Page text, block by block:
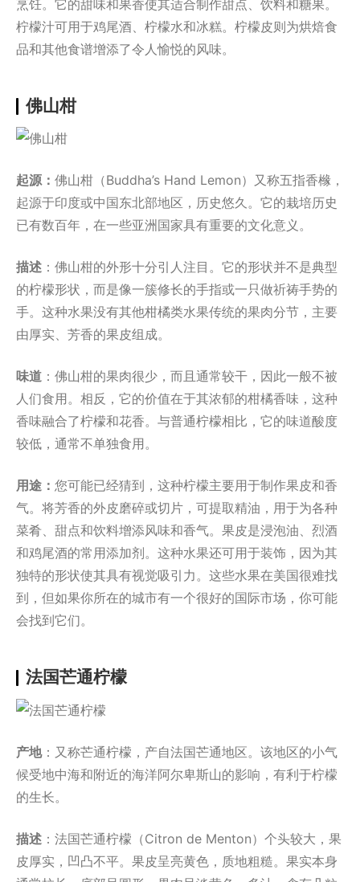
烹饪。它的甜味和果香使其适合制作甜点、饮料和糖果。
柠檬汁可用于鸡尾酒、柠檬水和冰糕。柠檬皮则为烘焙食
品和其他食谱增添了令人愉悦的风味。
佛山柑
起源： 佛山柑（Buddha’s Hand Lemon）又称五指香橼，
起源于印度或中国东北部地区，历史悠久。它的栽培历史
已有数百年，在一些亚洲国家具有重要的文化意义。
描述 ：佛山柑的外形十分引人注目。它的形状并不是典型
的柠檬形状，而是像一簇修长的手指或一只做祈祷手势的
手。这种水果没有其他柑橘类水果传统的果肉分节，主要
由厚实、芳香的果皮组成。
味道 ：佛山柑的果肉很少，而且通常较干，因此一般不被
人们食用。相反，它的价值在于其浓郁的柑橘香味，这种
香味融合了柠檬和花香。与普通柠檬相比，它的味道酸度
较低，通常不单独食用。
用途： 您可能已经猜到，这种柠檬主要用于制作果皮和香
气。将芳香的外皮磨碎或切片，可提取精油，用于为各种
菜肴、甜点和饮料增添风味和香气。果皮是浸泡油、烈酒
和鸡尾酒的常用添加剂。这种水果还可用于装饰，因为其
独特的形状使其具有视觉吸引力。这些水果在美国很难找
到，但如果你所在的城市有一个很好的国际市场，你可能
会找到它们。
法国芒通柠檬
产地：又称芒通柠檬，产自法国芒通地区。该地区的小气
候受地中海和附近的海洋阿尔卑斯山的影响，有利于柠檬
的生长。
描述 ：法国芒通柠檬（Citron de Menton）个头较大，果
皮厚实，凹凸不平。果皮呈亮黄色，质地粗糙。果实本身